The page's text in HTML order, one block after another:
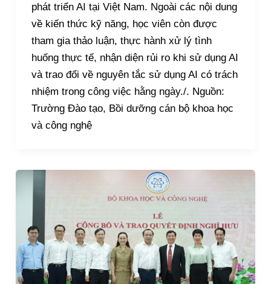
phát triển AI tại Việt Nam. Ngoài các nội dung
về kiến thức kỹ năng, học viên còn được
tham gia thảo luận, thực hành xử lý tình
huống thực tế, nhận diện rủi ro khi sử dụng AI
và trao đổi về nguyên tắc sử dụng AI có trách
nhiệm trong công việc hằng ngày./. Nguồn:
Trường Đào tạo, Bồi dưỡng cán bộ khoa học
và công nghệ